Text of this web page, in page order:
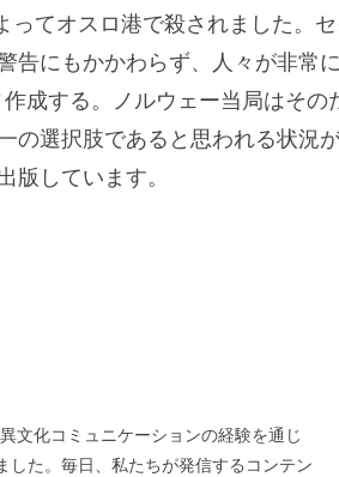
ってオスロ港で殺されました。
告にもかかわらず、人々が非常
作成する。ノルウェー当局はその
の選択肢であると思われる状況
しています。
文化コミュニケーションの経験を通じ
た。毎日、私たちが発信するコンテン